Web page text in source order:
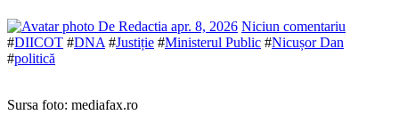
De Redactia apr. 8, 2026 Niciun comentariu
#DIICOT #DNA #Justiție #Ministerul Public #Nicușor Dan
#politică
Sursa foto: mediafax.ro